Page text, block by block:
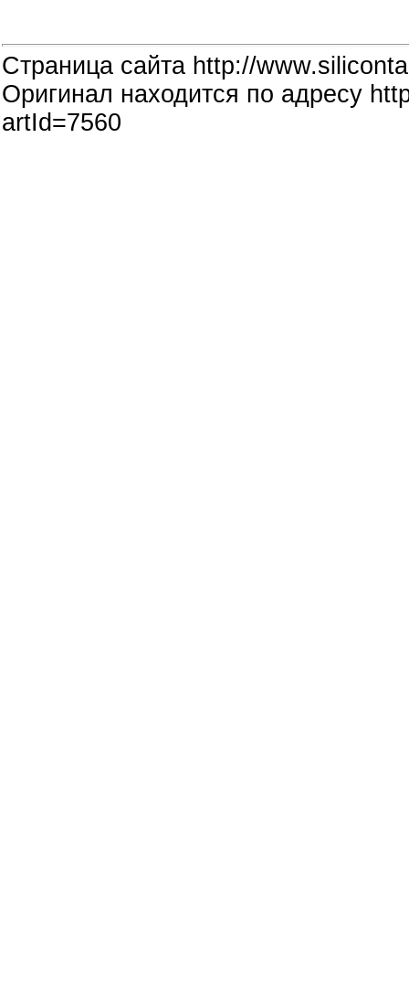
Страница сайта http://
Оригинал находится по адресу
artId=7560